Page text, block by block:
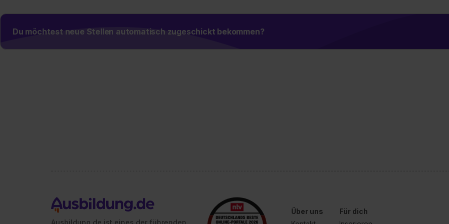
Du möchtest neue Stellen automatisch zugeschickt bekommen?
Ausbildung.de ist eines der führenden
Über uns
Für dich